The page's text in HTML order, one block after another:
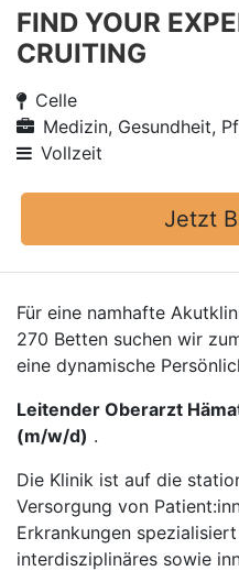
FIND YOUR
CRUITING
Celle
Medizin, Gesundheit,
Vollzeit
Jetzt
Für eine namhafte
270 Betten suchen wir
eine dynamische
Leitender Oberarzt
(m/w/d) .
Die Klinik ist auf die
Versorgung von
Erkrankungen
interdisziplinäres sowie